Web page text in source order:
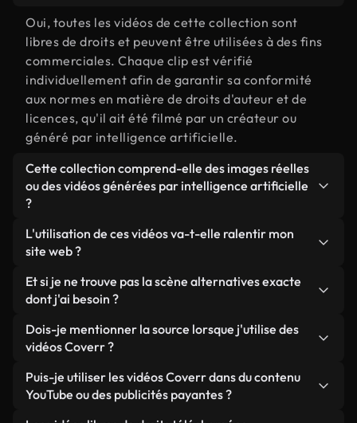
Oui, toutes les vidéos de cette collection sont
libres de droits et peuvent être utilisées à des fins
commerciales. Chaque clip est vérifié
individuellement afin de garantir sa conformité
aux normes en matière de droits d'auteur et de
licences, qu'il ait été filmé par un créateur ou
généré par intelligence artificielle.
Cette collection comprend-elle des images réelles
ou des vidéos générées par intelligence artificielle
?
Les deux. Il s'agit d'une bibliothèque hybride
composée de véritables images filmées par des
générées par IA. Chaque vidéo est clairement
identifiée afin que vous sachiez toujours ce que
vous utilisez.
L'utilisation de ces vidéos va-t-elle ralentir mon
site web ?
Sauf si vous choisissez nos versions optimisées.
Nous proposons des formats légers, prêts pour le
ils conservent une qualité élevée tout en
minimisant les temps de chargement et en
améliorant des indicateurs comme le LCP.
Et si je ne trouve pas la scène alternatives exacte
dont j'ai besoin ?
Vous pouvez en créer une instantanément avec
Coverr AI Studio. Il vous suffit de décrire la scène,
et le Studio générera en quelques secondes une
vidéo personnalisée conforme à nos normes de
licence.
Dois-je mentionner la source lorsque j'utilise des
vidéos Coverr ?
Aucune attribution n'est requise. Toutes les vidéos
de notre bibliothèque sont libres de droits et
Puis-je utiliser les vidéos Coverr dans du contenu
YouTube ou des publicités payantes ?
Oui. Toutes les séquences vidéo de Coverr peuvent